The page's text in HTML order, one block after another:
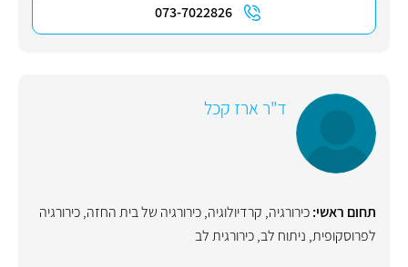
073-7022826
ד"ר ארז קכל
תחום ראשי:כירורגיה, קרדיולוגיה,כירורגיה של בית החזה,כירורגיה
לפרוסקופית, ניתוח לב,כירורגית לב